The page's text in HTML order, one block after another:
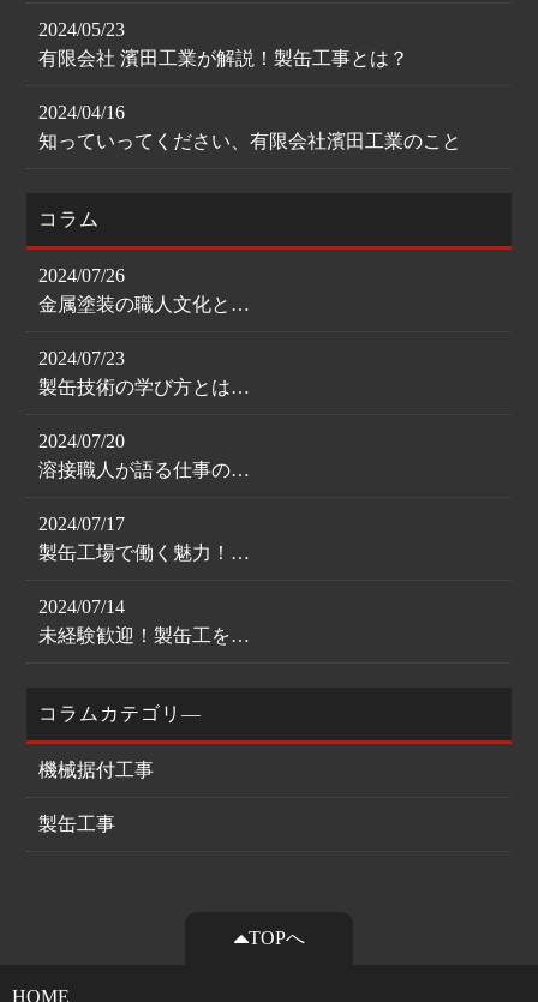
2024/05/23
有限会社 濱田工業が解説！製缶工事とは？
2024/04/16
知っていってください、有限会社濱田工業のこと
コラム
2024/07/26
金属塗装の職人文化と…
2024/07/23
製缶技術の学び方とは…
2024/07/20
溶接職人が語る仕事の…
2024/07/17
製缶工場で働く魅力！…
2024/07/14
未経験歓迎！製缶工を…
コラムカテゴリ―
機械据付工事
製缶工事
TOPへ
HOME